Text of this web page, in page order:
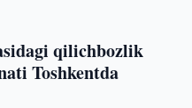
qilichbozlik
Toshkentda